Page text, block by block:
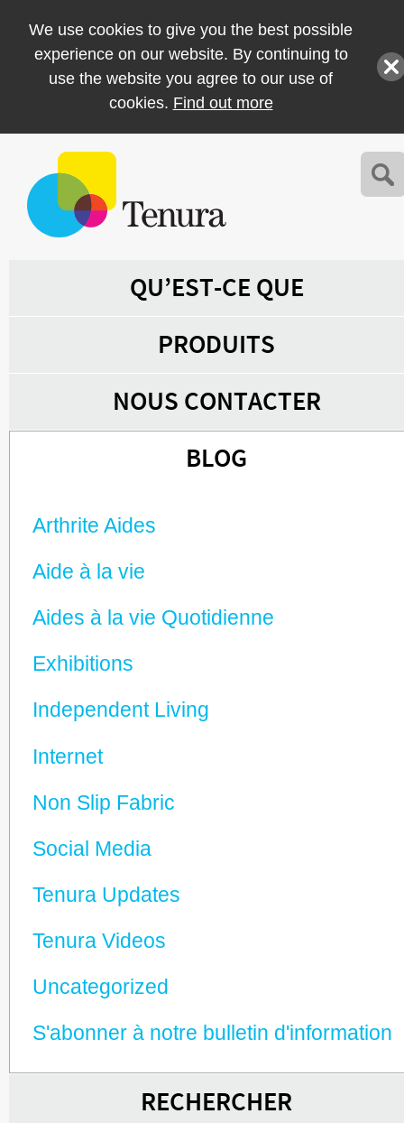
We use cookies to give you the best possible
experience on our website. By continuing to
use the website you agree to our use of
cookies. Find out more
QU’EST-CE QUE
PRODUITS
NOUS CONTACTER
BLOG
Arthrite Aides
Aide à la vie
Aides à la vie Quotidienne
Exhibitions
Independent Living
Internet
Non Slip Fabric
Social Media
Tenura Updates
Tenura Videos
Unca­tego­rized
S'abonner à notre bulletin d'information
RECHERCHER